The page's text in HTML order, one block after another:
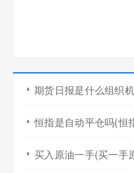
恒指是自动平仓吗(恒
买入原油一手(买一手